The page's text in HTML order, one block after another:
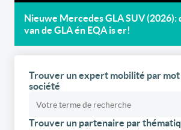
Nieuwe Mercedes GLA SUV (2026):
van de GLA én EQA is er!
Trouver un expert mobilité par mot
société
Trouver un partenaire par